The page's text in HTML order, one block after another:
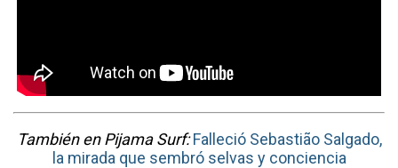
También en Pijama Surf:Falleció Sebastião Salgado,
la mirada que sembró selvas y conciencia